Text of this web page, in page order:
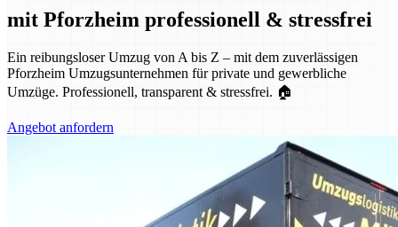
mit Pforzheim professionell & stressfrei
Ein reibungsloser Umzug von A bis Z – mit dem zuverlässigen
Pforzheim Umzugsunternehmen für private und gewerbliche
Umzüge. Professionell, transparent & stressfrei. 🏠
Angebot anfordern